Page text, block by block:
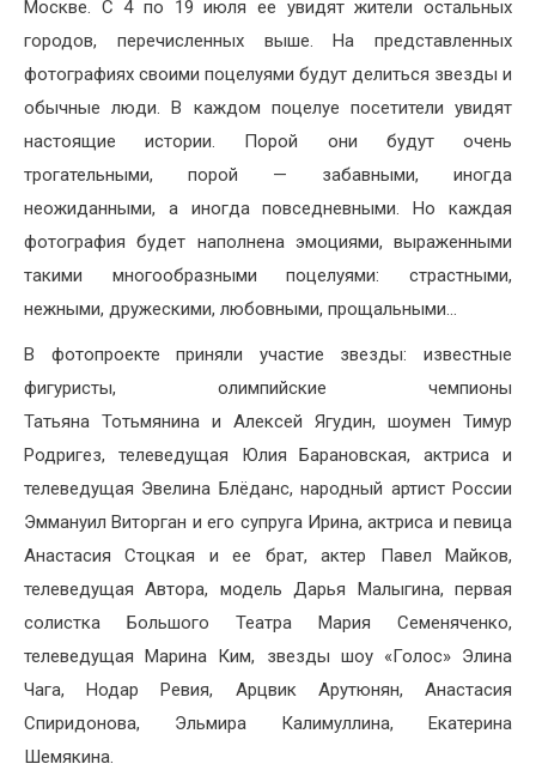
Москве. С 4 по 19 июля ее увидят жители остальных
городов, перечисленных выше. На представленных
фотографиях своими поцелуями будут делиться звезды и
обычные люди. В каждом поцелуе посетители увидят
настоящие истории. Порой они будут очень
трогательными, порой — забавными, иногда
неожиданными, а иногда повседневными. Но каждая
фотография будет наполнена эмоциями, выраженными
такими многообразными поцелуями: страстными,
нежными, дружескими, любовными, прощальными…
В фотопроекте приняли участие звезды: известные
фигуристы, олимпийские чемпионы
Татьяна Тотьмянина и Алексей Ягудин, шоумен Тимур
Родригез, телеведущая Юлия Барановская, актриса и
телеведущая Эвелина Блёданс, народный артист России
Эммануил Виторган и его супруга Ирина, актриса и певица
Анастасия Стоцкая и ее брат, актер Павел Майков,
телеведущая Автора, модель Дарья Малыгина, первая
солистка Большого Театра Мария Семеняченко,
телеведущая Марина Ким, звезды шоу «Голос» Элина
Чага, Нодар Ревия, Арцвик Арутюнян, Анастасия
Спиридонова, Эльмира Калимуллина, Екатерина
Шемякина.